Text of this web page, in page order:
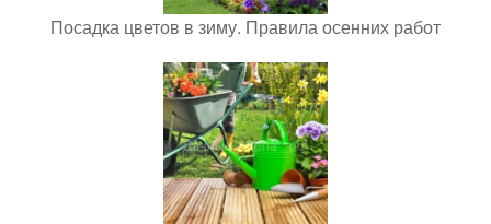
Посадка цветов в зиму. Правила осенних работ